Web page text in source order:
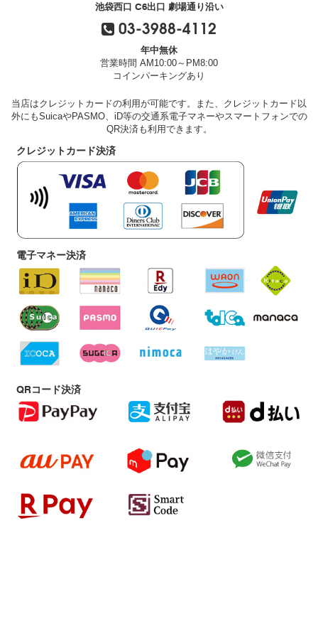
池袋西口 C6出口 劇場通り沿い
03-3988-4112
年中無休
営業時間 AM10:00～PM8:00
コインパーキングあり
当店はクレジットカードの利用が可能です。また、クレジットカード以
外にもSuicaやPASMO、iD等の交通系電子マネーやスマートフォンでの
QR決済も利用できます。
クレジットカード決済
電子マネー決済
QRコード決済